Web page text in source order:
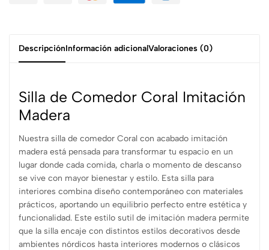
DescripciónInformación adicionalValoraciones (0)
Silla de Comedor Coral Imitación
Madera
Nuestra silla de comedor Coral con acabado imitación
madera está pensada para transformar tu espacio en un
lugar donde cada comida, charla o momento de descanso
se vive con mayor bienestar y estilo. Esta silla para
interiores combina diseño contemporáneo con materiales
prácticos, aportando un equilibrio perfecto entre estética y
funcionalidad. Este estilo sutil de imitación madera permite
que la silla encaje con distintos estilos decorativos desde
ambientes nórdicos hasta interiores modernos o clásicos